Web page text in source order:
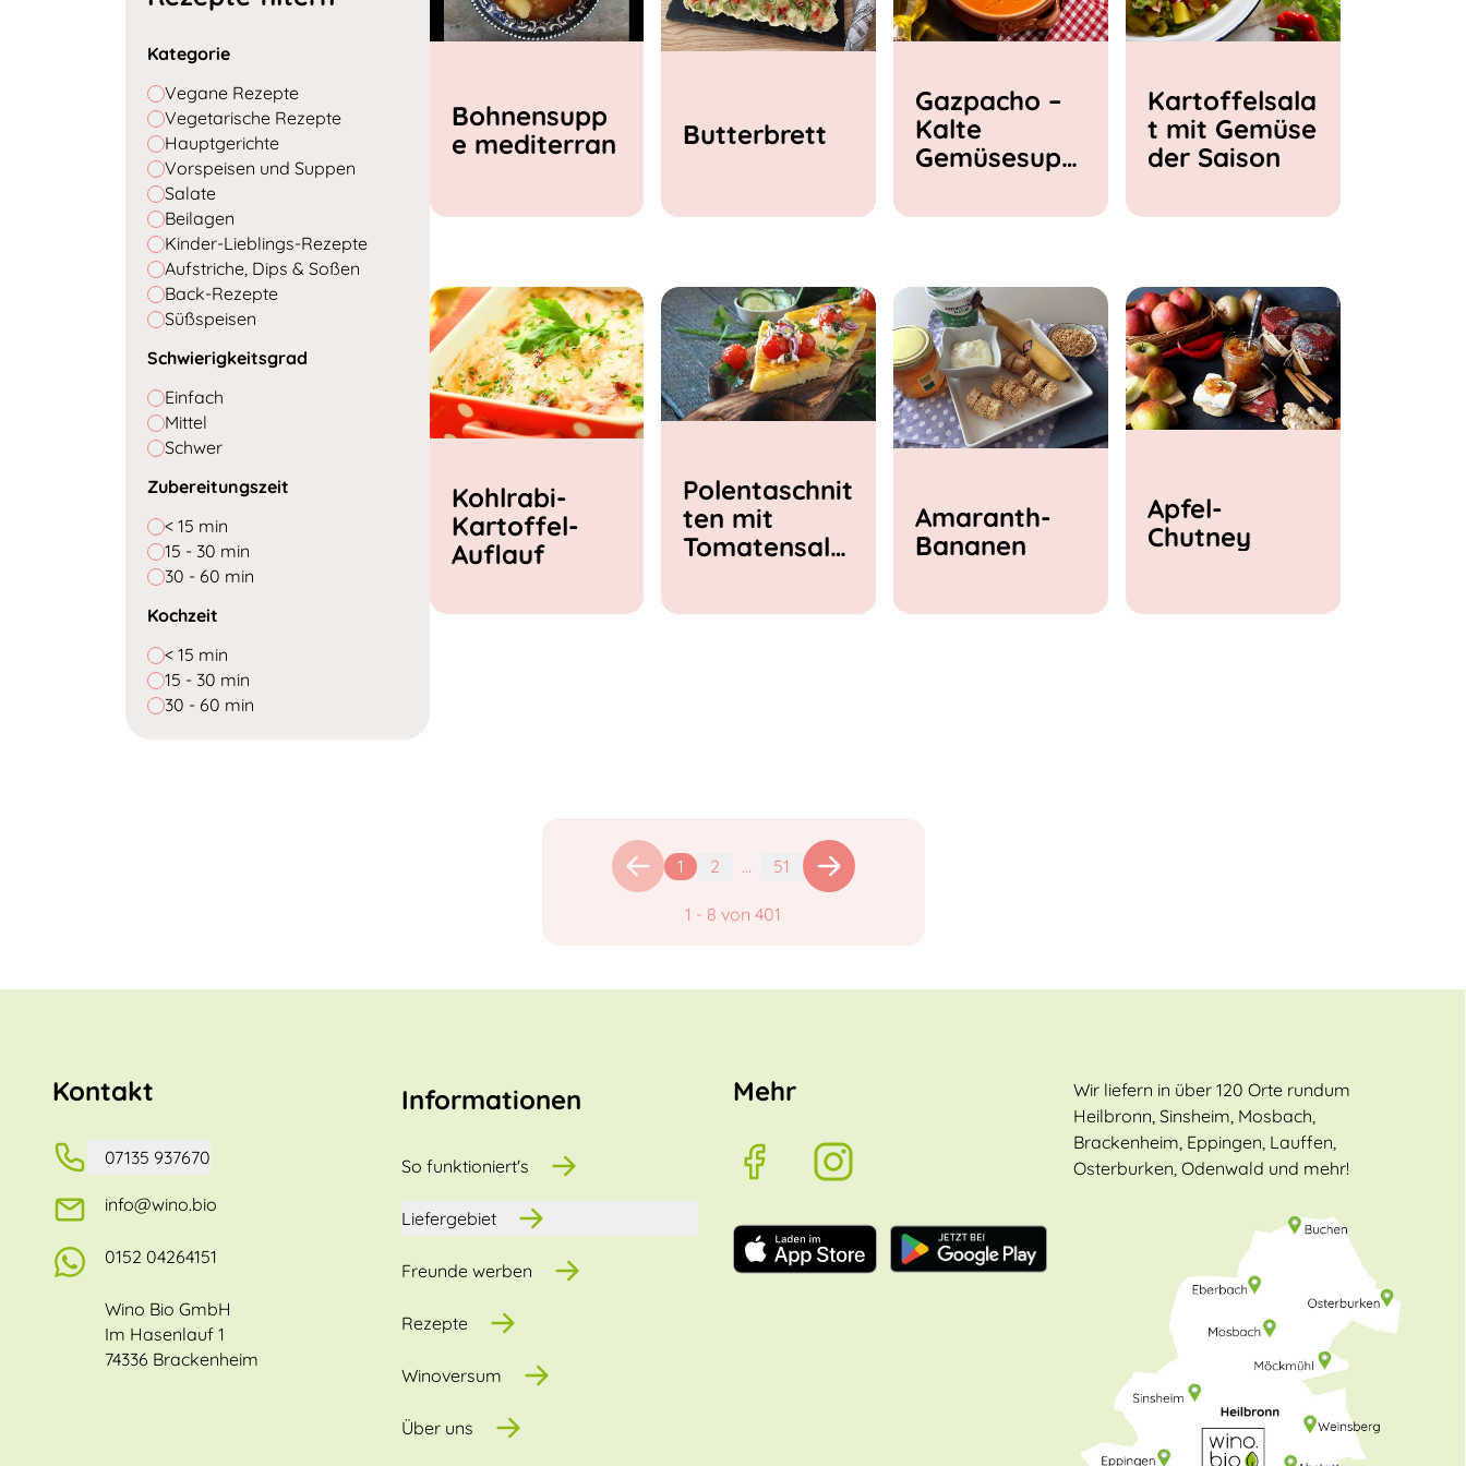
Kategorie
Vegane Rezepte
Vegetarische Rezepte
Hauptgerichte
Vorspeisen und Suppen
Salate
Beilagen
Kinder-Lieblings-Rezepte
Aufstriche, Dips & Soßen
Back-Rezepte
Süßspeisen
Schwierigkeitsgrad
Einfach
Mittel
Schwer
Zubereitungszeit
< 15 min
15 - 30 min
30 - 60 min
Kochzeit
< 15 min
15 - 30 min
30 - 60 min
Bohnensupp
e mediterran
Butterbrett
Gazpacho –
Kalte
Gemüsesupp
Kartoffelsala
t mit Gemüse
der Saison
Kohlrabi-
Kartoffel-
Auflauf
Polentaschnit
ten mit
Tomatensala
Amaranth-
Bananen
Apfel-
Chutney
1 2 ... 51
1 - 8 von 401
Kontakt
07135 937670
info@wino.bio
0152 04264151
Wino Bio GmbH
Im Hasenlauf 1
74336 Brackenheim
Informationen
So funktioniert's
Liefergebiet
Freunde werben
Rezepte
Winoversum
Über uns
Mehr
Wir liefern in über 120 Orte rundum
Heilbronn, Sinsheim, Mosbach,
Brackenheim, Eppingen, Lauffen,
Osterburken, Odenwald und mehr!